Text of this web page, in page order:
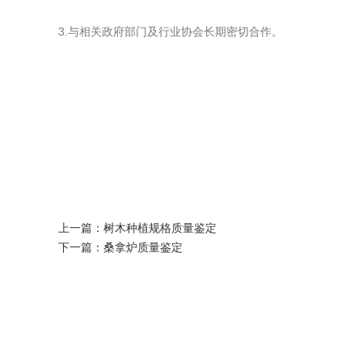
3.与相关政府部门及行业协会长期密切合作。
上一篇： 树木种植规格质量鉴定
下一篇： 桑拿炉质量鉴定